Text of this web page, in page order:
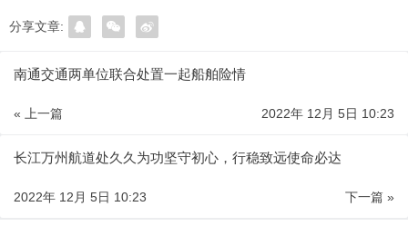
分享文章:
南通交通两单位联合处置一起船舶险情
« 上一篇 2022年 12月 5日 10:23
长江万州航道处久久为功坚守初心，行稳致远使命必达
下一篇 »
2022年 12月 5日 10:23